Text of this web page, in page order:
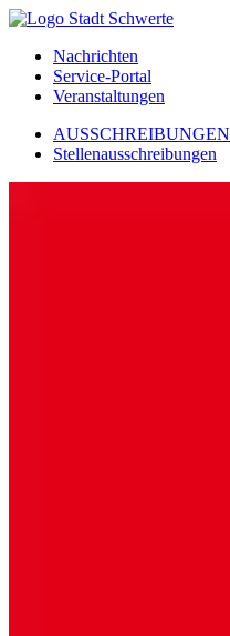
Nachrichten
Service-Portal
Veranstaltungen
AUSSCHREIBUNGEN
Stellenausschreibungen